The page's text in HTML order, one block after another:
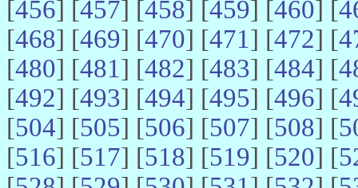
[456] [457] [458] [459] [460] [
[468] [469] [470] [471] [472] [
[480] [481] [482] [483] [484] [
[492] [493] [494] [495] [496] [
[504] [505] [506] [507] [508] [
[516] [517] [518] [519] [520] [